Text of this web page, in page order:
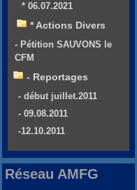
* 06.07.2021
* Actions Divers
- Pétition SAUVONS le
CFM
- Reportages
- début juillet.2011
- 09.08.2011
-12.10.2011
Réseau AMFG